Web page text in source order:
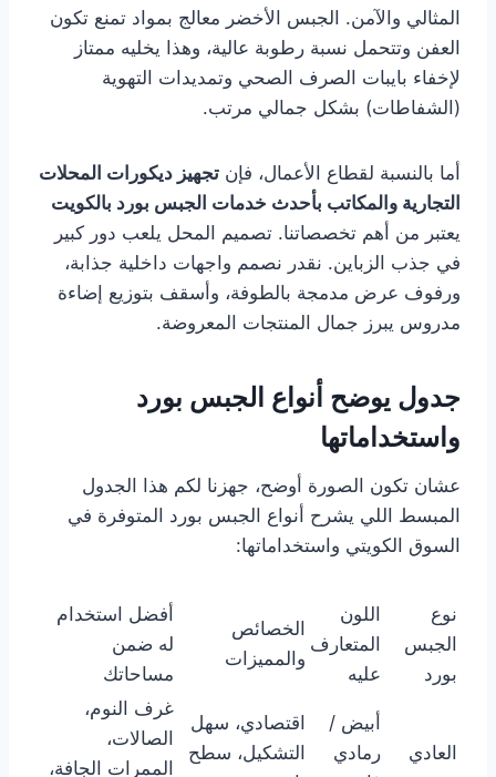
المثالي والآمن. الجبس الأخضر معالج بمواد تمنع تكون
العفن وتتحمل نسبة رطوبة عالية، وهذا يخليه ممتاز
لإخفاء بايبات الصرف الصحي وتمديدات التهوية
(الشفاطات) بشكل جمالي مرتب.
أما بالنسبة لقطاع الأعمال، فإن تجهيز ديكورات المحلات
التجارية والمكاتب بأحدث خدمات الجبس بورد بالكويت
يعتبر من أهم تخصصاتنا. تصميم المحل يلعب دور كبير
في جذب الزباين. نقدر نصمم واجهات داخلية جذابة،
ورفوف عرض مدمجة بالطوفة، وأسقف بتوزيع إضاءة
مدروس يبرز جمال المنتجات المعروضة.
جدول يوضح أنواع الجبس بورد
واستخداماتها
عشان تكون الصورة أوضح، جهزنا لكم هذا الجدول
المبسط اللي يشرح أنواع الجبس بورد المتوفرة في
السوق الكويتي واستخداماتها:
نوع
الجبس
بورد
اللون
المتعارف
عليه
الخصائص
والمميزات
أفضل استخدام
له ضمن
مساحاتك
العادي
أبيض /
رمادي
اقتصادي، سهل
التشكيل، سطح
غرف النوم،
الصالات،
الممرات الجافة،